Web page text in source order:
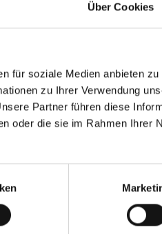
Über Cookies
für soziale Medien anbieten zu
zu Ihrer Verwendung
Partner führen diese
oder die sie im Rahmen Ihrer
1/ 2